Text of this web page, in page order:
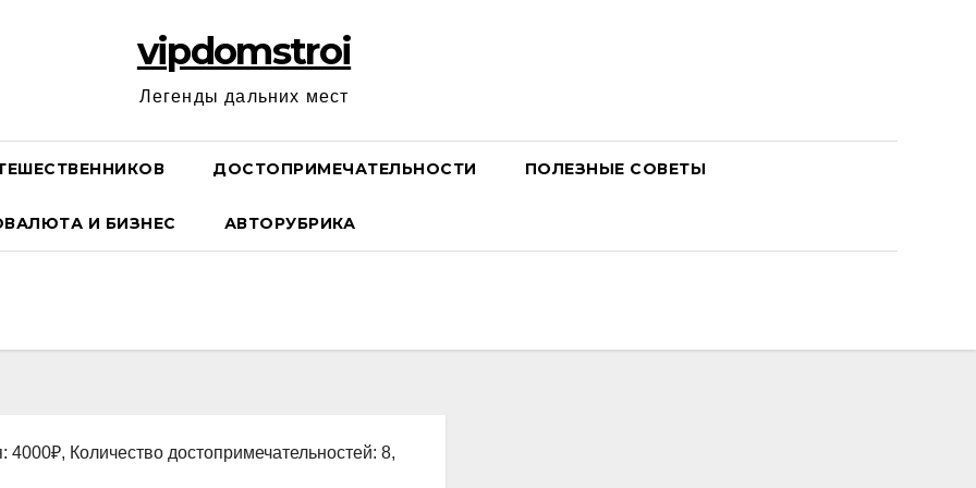
vipdomstroi
Легенды дальних мест
ДОСТОПРИМЕЧАТЕЛЬНОСТИ ПОЛЕЗНЫЕ СОВЕТЫ
И БИЗНЕС АВТОРУБРИКА
Количество достопримечательностей: 8,